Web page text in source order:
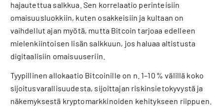
hajautettua salkkua. Sen korrelaatio perinteisiin
omaisuusluokkiin, kuten osakkeisiin ja kultaan on
vaihdellut ajan myötä, mutta Bitcoin tarjoaa edelleen
mielenkiintoisen lisän salkkuun, jos haluaa altistusta
digitaalisiin omaisuuseriin.
Tyypillinen allokaatio Bitcoinille on n. 1–10 % välillä koko
sijoitusvarallisuudesta, sijoittajan riskinsietokyvystä ja
näkemyksestä kryptomarkkinoiden kehitykseen riippuen.